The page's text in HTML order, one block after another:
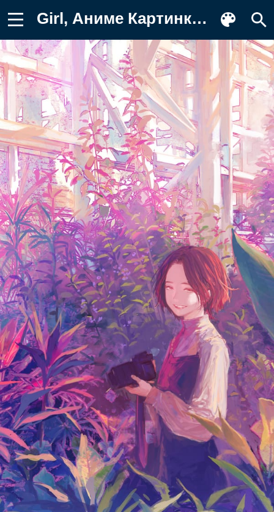
Girl, Аниме Картинка на телефон